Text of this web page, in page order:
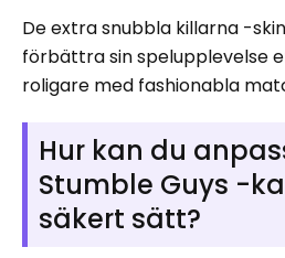
De extra snubbla killarna -
förbättra sin spelupplevelse
roligare med fashionabla
Hur kan du
Stumble Guys -
säkert sätt?